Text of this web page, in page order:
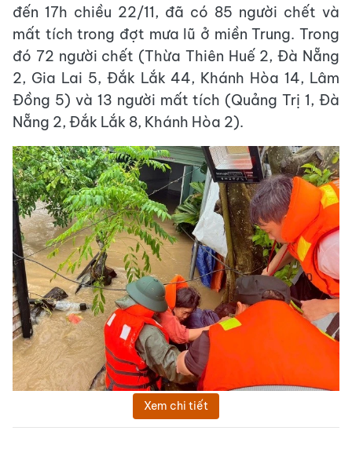
đến 17h chiều 22/11, đã có 85 người chết và
mất tích trong đợt mưa lũ ở miền Trung. Trong
đó 72 người chết (Thừa Thiên Huế 2, Đà Nẵng
2, Gia Lai 5, Đắk Lắk 44, Khánh Hòa 14, Lâm
Đồng 5) và 13 người mất tích (Quảng Trị 1, Đà
Nẵng 2, Đắk Lắk 8, Khánh Hòa 2).
Xem chi tiết